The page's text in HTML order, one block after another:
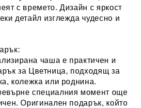
с времето. Дизайн с яркост
детайл изглежда чудесно и
чаша е практичен и
за Цветница, подходящ за
колежка или роднина.
специалния момент още
Оригинален подарък, който